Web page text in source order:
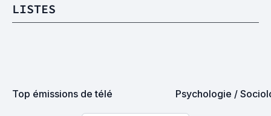
LISTES
Top émissions de télé Psychologie /